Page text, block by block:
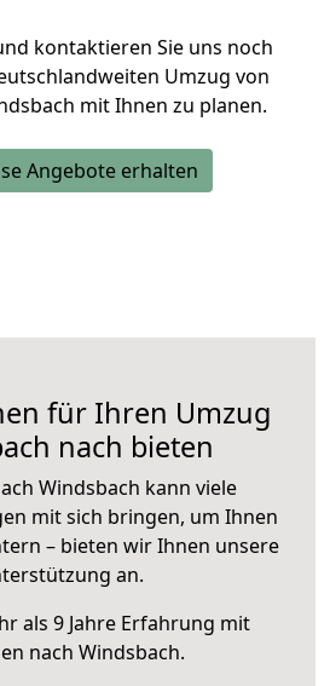
kontaktieren Sie uns noch
Umzug von
mit Ihnen zu planen.
Angebote erhalten
für Ihren Umzug
nach bieten
Windsbach kann viele
mit sich bringen, um Ihnen
– bieten wir Ihnen unsere
an.
als 9 Jahre Erfahrung mit
nach Windsbach.